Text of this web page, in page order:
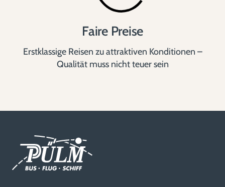
Faire Preise
Erstklassige Reisen zu attraktiven Konditionen –
Qualität muss nicht teuer sein